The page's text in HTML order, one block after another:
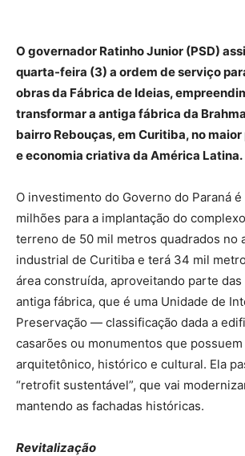
O governador Ratinho Junior (PSD)
quarta-feira (3) a ordem de serviço
obras da Fábrica de Ideias,
transformar a antiga fábrica da
bairro Rebouças, em Curitiba, no
e economia criativa da América Latina.
O investimento do Governo do Paraná é
milhões para a implantação do
terreno de 50 mil metros quadrados no
industrial de Curitiba e terá 34 mil
área construída, aproveitando parte
antiga fábrica, que é uma Unidade de
Preservação — classificação dada a
casarões ou monumentos que
arquitetônico, histórico e cultural. Ela
“retrofit sustentável”, que vai
mantendo as fachadas históricas.
Revitalização